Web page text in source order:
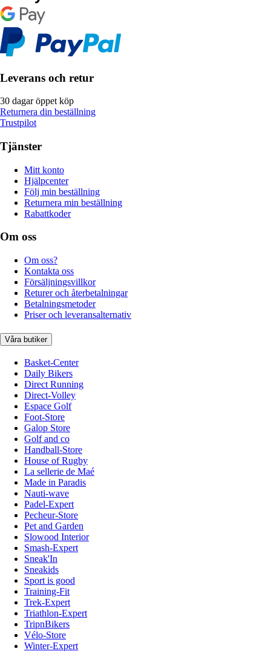
Leverans och retur
30 dagar öppet köp
Returnera din beställning
Trustpilot
Tjänster
Mitt konto
Hjälpcenter
Följ min beställning
Returnera min beställning
Rabattkoder
Om oss
Om oss?
Kontakta oss
Försäljningsvillkor
Returer och återbetalningar
Betalningsmetoder
Priser och leveransalternativ
Våra butiker
Basket-Center
Daily Bikers
Direct Running
Direct-Volley
Espace Golf
Foot-Store
Galop Store
Golf and co
Handball-Store
House of Rugby
La sellerie de Maé
Made in Paradis
Nauti-wave
Padel-Expert
Pecheur-Store
Pet and Garden
Slowood Interior
Smash-Expert
Sneak'In
Sneakids
Sport is good
Training-Fit
Trek-Expert
Triathlon-Expert
TripnBikers
Vélo-Store
Winter-Expert